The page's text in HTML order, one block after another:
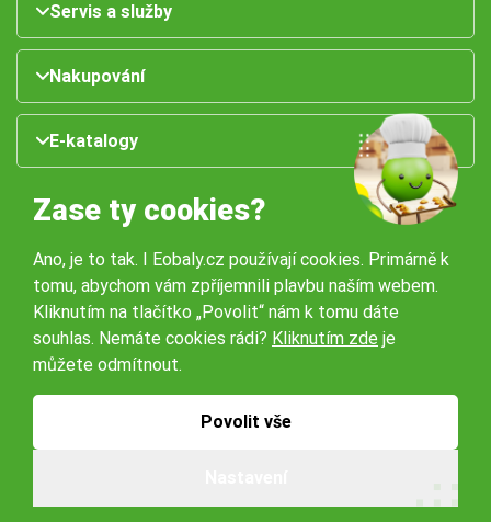
Servis a služby
Nakupování
E-katalogy
Naše pobočky:
Obchodní podmínky
Zase ty cookies?
Ano, je to tak. I Eobaly.cz používají cookies. Primárně k
tomu, abychom vám zpříjemnili plavbu naším webem.
Kliknutím na tlačítko „Povolit“ nám k tomu dáte
souhlas. Nemáte cookies rádi? Kliknutím zde je
můžete odmítnout.
Povolit vše